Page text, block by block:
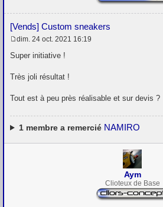
[Vends] Custom sneakers
e
s
a
e
dim. 24 oct. 2021 16:19
Super initiative !
Très joli résultat !
Tout est à peu près réalisable et sur devis ?
1membre a remercié NAMIRO
Aym
Clioteux de Base